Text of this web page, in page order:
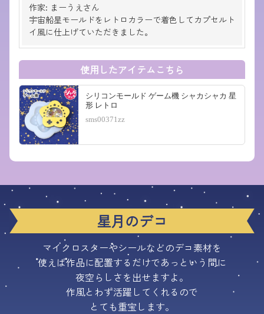
作家: まーうえさん
宇宙船星モールドをレトロカラーで着色してカプセルト
イ風に仕上げていただきました。
使用したアイテムこちら
シリコンモールド ゲーム機 シャカシャカ 星
形 レトロ
sms00371zz
星月のデコ
マイクロスターやシールなどのデコ素材を
使えば作品に配置するだけであっという間に
夜空らしさを出せますよ。
作風とわず活躍してくれるので
とても重宝します。